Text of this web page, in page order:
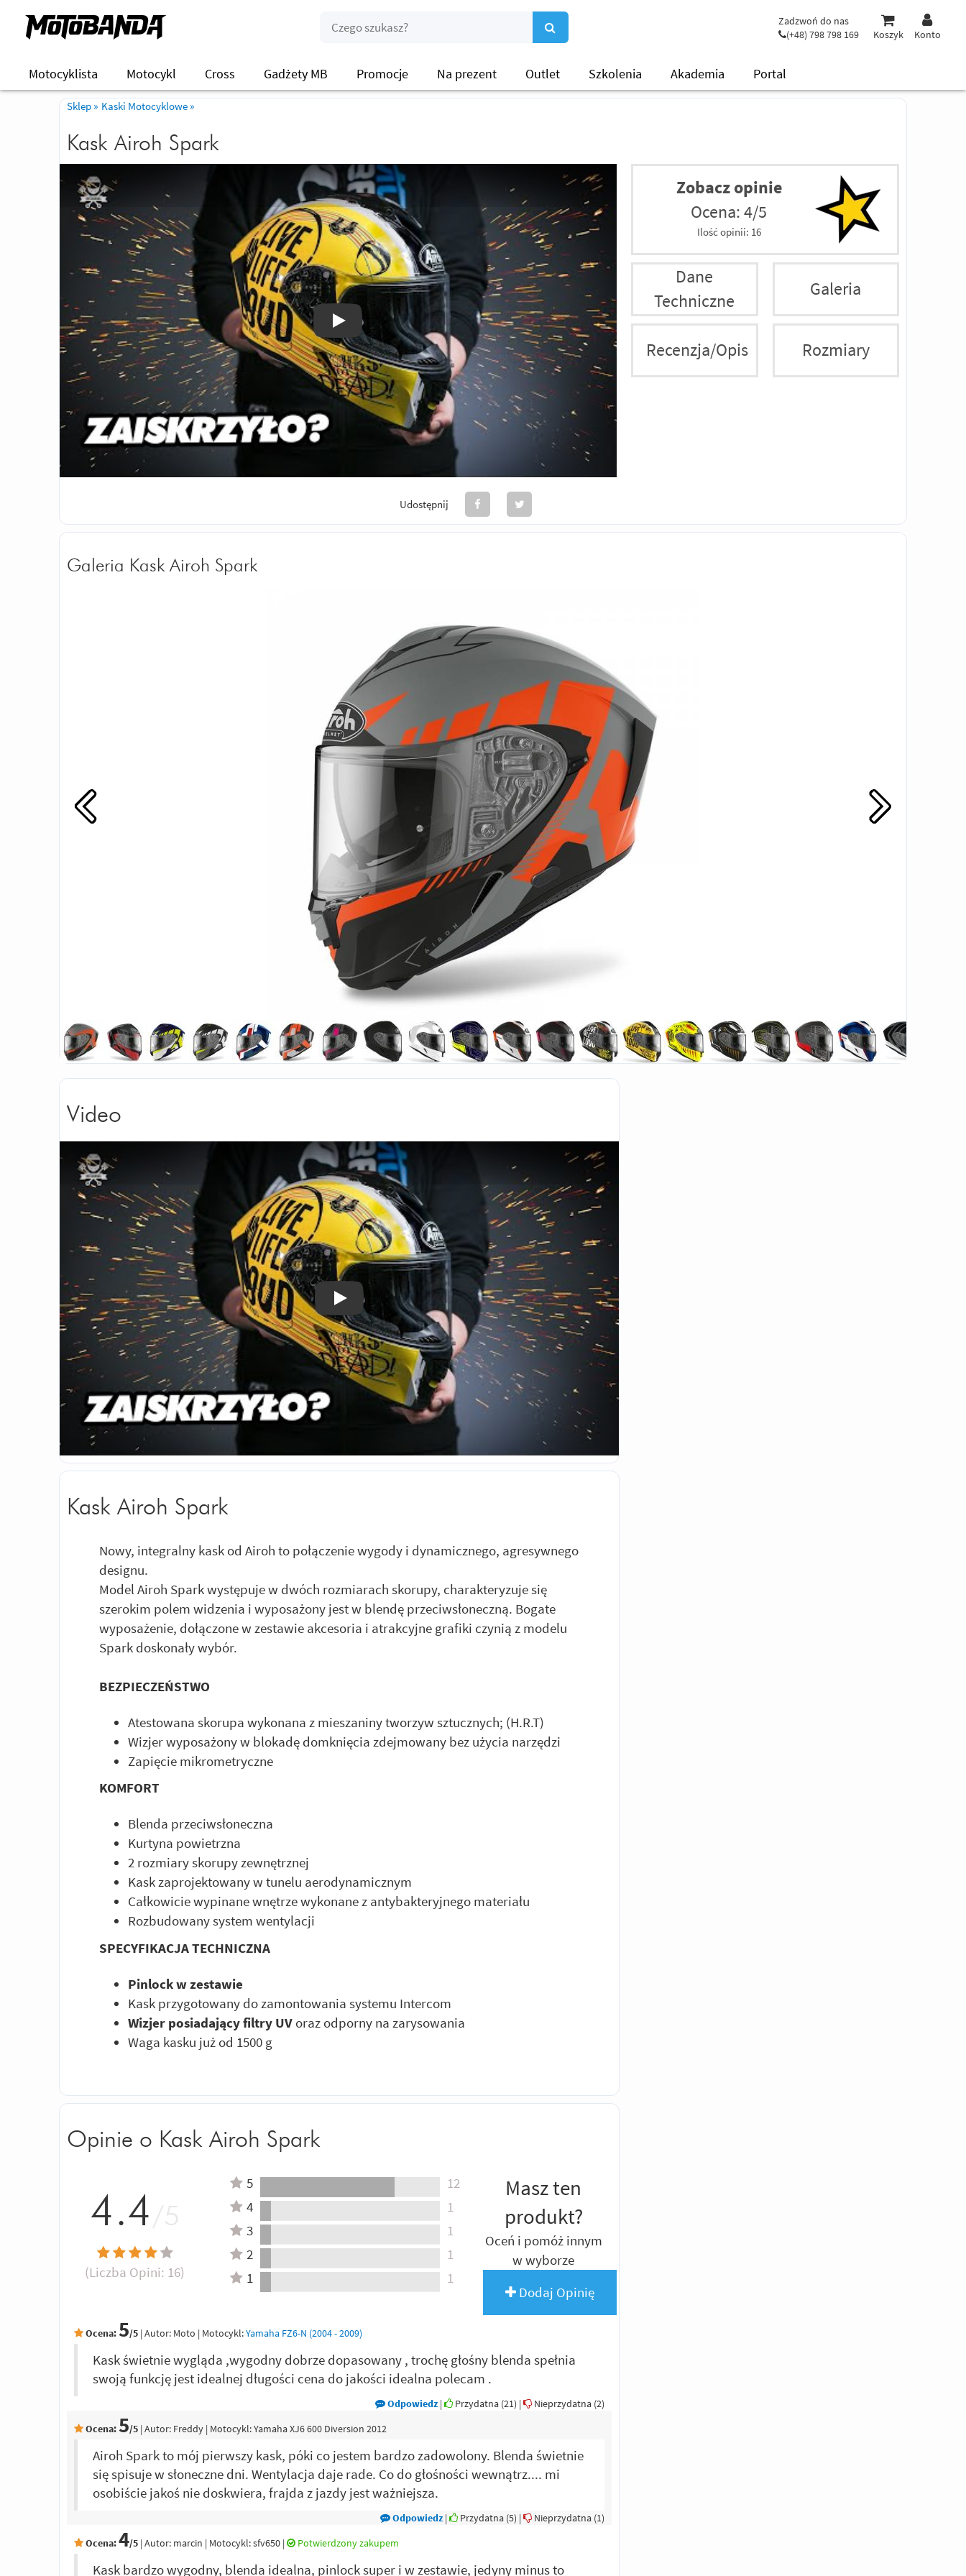
Zadzwoń do nas
(+48) 798 798 169
Koszyk Konto
Motocyklista Motocykl Cross Gadżety MB Promocje Na prezent Outlet Szkolenia Akademia Portal
Sklep » Kaski Motocyklowe »
Kask Airoh Spark
Odtwórz
Zobacz opinie
Ocena: 4/5
Ilość opinii: 16
Dane
Techniczne
Galeria
Recenzja/Opis Rozmiary
Udostępnij
Galeria Kask Airoh Spark
Video
Odtwórz
Kask Airoh Spark
Nowy, integralny kask od Airoh to połączenie wygody i dynamicznego, agresywnego
designu.
Model Airoh Spark występuje w dwóch rozmiarach skorupy, charakteryzuje się
szerokim polem widzenia i wyposażony jest w blendę przeciwsłoneczną. Bogate
wyposażenie, dołączone w zestawie akcesoria i atrakcyjne grafiki czynią z modelu
Spark doskonały wybór.
BEZPIECZEŃSTWO
Atestowana skorupa wykonana z mieszaniny tworzyw sztucznych; (H.R.T)
Wizjer wyposażony w blokadę domknięcia zdejmowany bez użycia narzędzi
Zapięcie mikrometryczne
KOMFORT
Blenda przeciwsłoneczna
Kurtyna powietrzna
2 rozmiary skorupy zewnętrznej
Kask zaprojektowany w tunelu aerodynamicznym
Całkowicie wypinane wnętrze wykonane z antybakteryjnego materiału
Rozbudowany system wentylacji
SPECYFIKACJA TECHNICZNA
Pinlock w zestawie
Kask przygotowany do zamontowania systemu Intercom
Wizjer posiadający filtry UV oraz odporny na zarysowania
Waga kasku już od 1500 g
Opinie o Kask Airoh Spark
4.4 /5
(Liczba Opini: 16)
5
12
4
1
3
1
2
1
1
1
Masz ten
produkt?
Oceń i pomóż innym
w wyborze
Dodaj Opinię
Ocena: 5/5 | Autor: Moto | Motocykl:Yamaha FZ6-N (2004 - 2009)
Kask świetnie wygląda ,wygodny dobrze dopasowany , trochę głośny blenda spełnia
swoją funkcję jest idealnej długości cena do jakości idealna polecam .
Odpowiedz| Przydatna (21) | Nieprzydatna (2)
Ocena: 5/5 | Autor: Freddy | Motocykl: Yamaha XJ6 600 Diversion 2012
Airoh Spark to mój pierwszy kask, póki co jestem bardzo zadowolony. Blenda świetnie
się spisuje w słoneczne dni. Wentylacja daje rade. Co do głośności wewnątrz.... mi
osobiście jakoś nie doskwiera, frajda z jazdy jest ważniejsza.
Odpowiedz| Przydatna (5) | Nieprzydatna (1)
Ocena:4/5 | Autor: marcin | Motocykl: sfv650 | Potwierdzony zakupem
Kask bardzo wygodny, blenda idealna, pinlock super i w zestawie, jedyny minus to